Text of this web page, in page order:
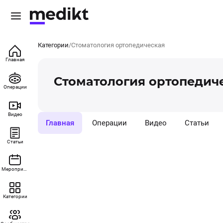
Главная
Операции
Видео
Статьи
Категории
Категории Стоматология ортопедическая
Стоматология
Главная Операции Видео Статьи